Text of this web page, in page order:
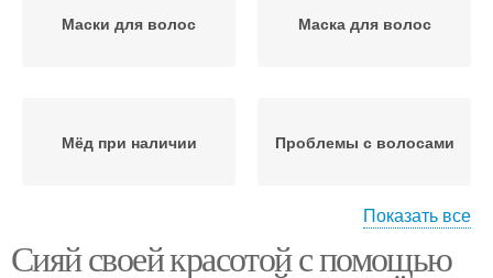
Маски для волос Маска для волос
Мёд при наличии Проблемы с волосами
Свойства для волос
Показать все
Сияй своей красотой с помощью